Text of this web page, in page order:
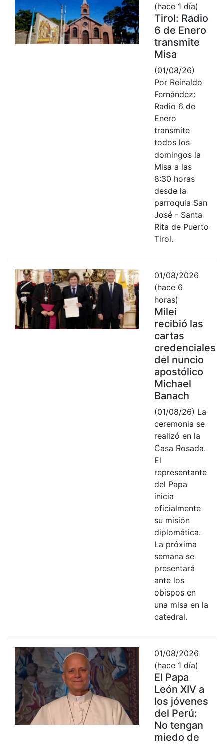
(hace 1 día)
Tirol: Radio
6 de Enero
transmite
Misa
(01/08/26)
Por Reinaldo
Fernández:
Radio 6 de
Enero
transmite
todos los
domingos la
Misa a las
8:30 horas
desde la
parroquia San
José - Santa
Rita de Puerto
Tirol.
01/08/2026
(hace 6
horas)
Milei
recibió las
cartas
credenciales
del nuncio
apostólico
Michael
Banach
(01/08/26) La
ceremonia se
realizó en la
Casa Rosada.
El
representante
del Papa
inicia
oficialmente
su misión
diplomática.
La próxima
semana se
presentará
ante los
obispos en
una misa en la
catedral.
01/08/2026
(hace 1 día)
El Papa
León XIV a
los jóvenes
del Perú:
No tengan
miedo de